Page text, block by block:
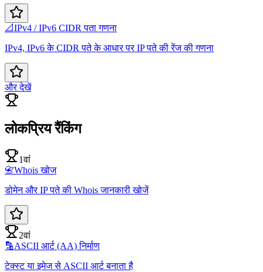
📐IPv4 / IPv6 CIDR पता गणना
IPv4, IPv6 के CIDR पते के आधार पर IP पते की रेंज की गणना
और देखें
लोकप्रिय रैंकिंग
1वां
📇Whois खोज
डोमेन और IP पते की Whois जानकारी खोजें
2वां
🔡ASCII आर्ट (AA) निर्माण
टेक्स्ट या इमेज से ASCII आर्ट बनाता है